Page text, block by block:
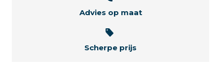
Advies op maat
Scherpe prijs